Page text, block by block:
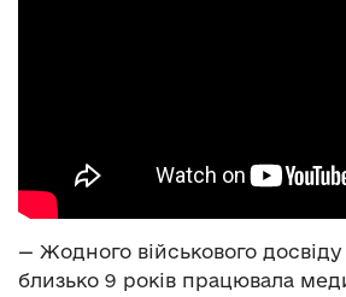
— Жодного військового
близько 9 років працювала